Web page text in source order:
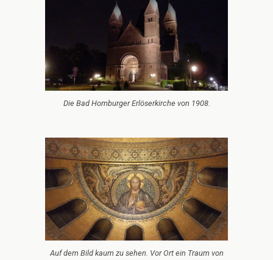
Die Bad Homburger Erlöserkirche von 1908.
Auf dem Bild kaum zu sehen. Vor Ort ein Traum von